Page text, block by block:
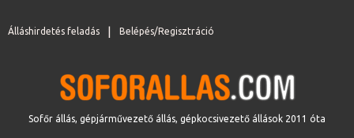
Belépés/Regisztráció
Álláshirdetés feladás
Sofőr állás, gépjárművezető állás, gépkocsivezető állások 2011 óta